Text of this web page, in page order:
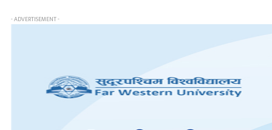
- ADVERTISEMENT -